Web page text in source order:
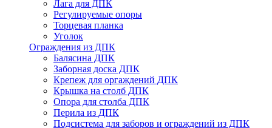
Лага для ДПК
Регулируемые опоры
Торцевая планка
Уголок
Ограждения из ДПК
Балясина ДПК
Заборная доска ДПК
Крепеж для оргаждений ДПК
Крышка на столб ДПК
Опора для столба ДПК
Перила из ДПК
Подсистема для заборов и ограждений из ДПК